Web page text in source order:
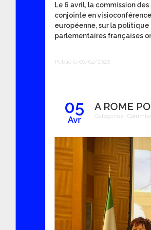
Le 6 avril, la commission
conjointe en visioconférence
européenne, sur la
parlementaires françaises
Publié le 06/04/2022
05
Avr
A ROME
Catégories :